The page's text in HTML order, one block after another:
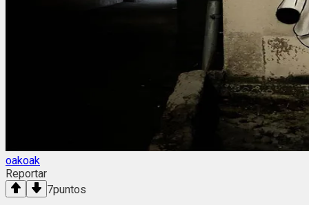
oakoak
Reportar
7puntos